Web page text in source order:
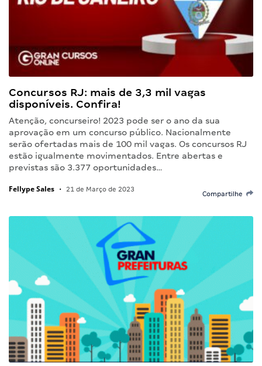
Concursos RJ: mais de 3,3 mil vagas
disponíveis. Confira!
Atenção, concurseiro! 2023 pode ser o ano da sua
aprovação em um concurso público. Nacionalmente
serão ofertadas mais de 100 mil vagas. Os concursos RJ
estão igualmente movimentados. Entre abertas e
previstas são 3.377 oportunidades…
Fellype Sales • 21 de Março de 2023
Compartilhe